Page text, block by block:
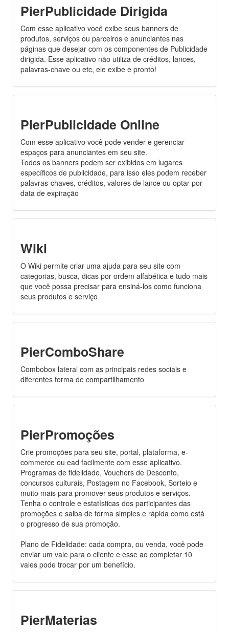
PierPublicidade Dirigida
Com esse aplicativo você exibe seus banners de
produtos, serviços ou parceiros e anunciantes nas
páginas que desejar com os componentes de Publicidade
dirigida. Esse aplicativo não utiliza de créditos, lances,
palavras-chave ou etc, ele exibe e pronto!
PierPublicidade Online
Com esse aplicativo você pode vender e gerenciar
espaços para anunciantes em seu site.
Todos os banners podem ser exibidos em lugares
específicos de publicidade, para isso eles podem receber
palavras-chaves, créditos, valores de lance ou optar por
data de expiração
Wiki
O Wiki permite criar uma ajuda para seu site com
categorias, busca, dicas por ordem alfabética e tudo mais
que você possa precisar para ensiná-los como funciona
seus produtos e serviço
PierComboShare
Combobox lateral com as principais redes sociais e
diferentes forma de compartilhamento
PierPromoções
Crie promoções para seu site, portal, plataforma, e-
commerce ou ead facilmente com esse aplicativo.
Programas de fidelidade, Vouchers de Desconto,
concursos culturais, Postagem no Facebook, Sorteio e
muito mais para promover seus produtos e serviços.
Tenha o controle e estatísticas dos participantes das
promoções e saiba de forma simples e rápida como está
o progresso de sua promoção.
Plano de Fidelidade: cada compra, ou venda, você pode
enviar um vale para o cliente e esse ao completar 10
vales pode trocar por um benefício.
PierMaterias